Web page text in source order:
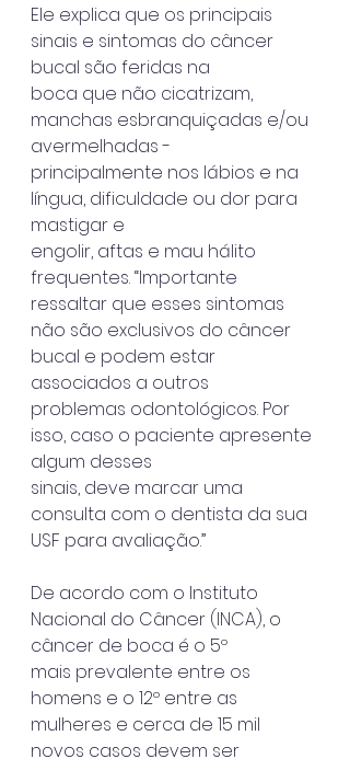
Ele explica que os principais
sinais e sintomas do câncer
bucal são feridas na
boca que não cicatrizam,
manchas esbranquiçadas e/ou
avermelhadas -
principalmente nos lábios e na
língua, dificuldade ou dor para
mastigar e
engolir, aftas e mau hálito
frequentes. “Importante
ressaltar que esses sintomas
não são exclusivos do câncer
bucal e podem estar
associados a outros
problemas odontológicos. Por
isso, caso o paciente apresente
algum desses
sinais, deve marcar uma
consulta com o dentista da sua
USF para avaliação.”
De acordo com o Instituto
Nacional do Câncer (INCA), o
câncer de boca é o 5º
mais prevalente entre os
homens e o 12º entre as
mulheres e cerca de 15 mil
novos casos devem ser